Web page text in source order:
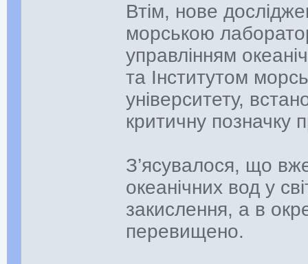
Втім, нове
морською
управлінням
та Інститутом
університету,
критичну позначку
З’ясувалося, що
океанічних вод у
закислення, а в
перевищено.